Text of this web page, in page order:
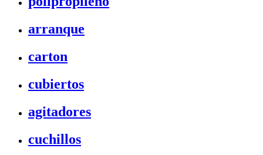
arranque
carton
cubiertos
agitadores
cuchillos